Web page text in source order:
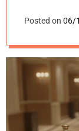
Posted on 06/